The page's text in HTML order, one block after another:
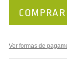
Ver formas de
COMPRAR